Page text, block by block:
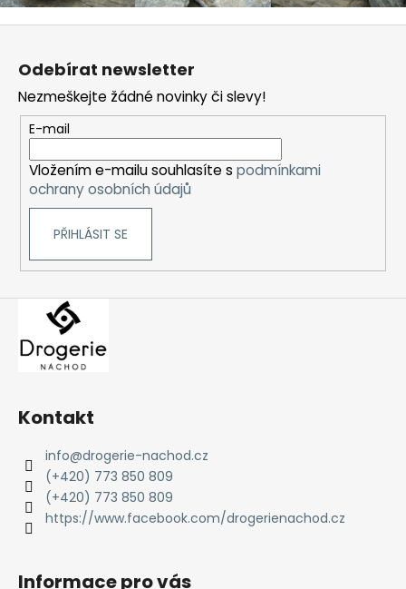
Odebírat newsletter
Nezmeškejte žádné novinky či slevy!
E-mail
Vložením e-mailu souhlasíte s podmínkami
ochrany osobních údajů
PŘIHLÁSIT SE
Kontakt
info@drogerie-nachod.cz
(+420) 773 850 809
(+420) 773 850 809
https://www.facebook.com/drogerienachod.cz
Informace pro vás